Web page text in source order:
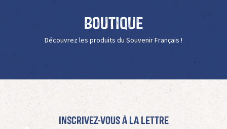
Boutique
Découvrez les produits du Souvenir Français !
Inscrivez-vous à La Lettre